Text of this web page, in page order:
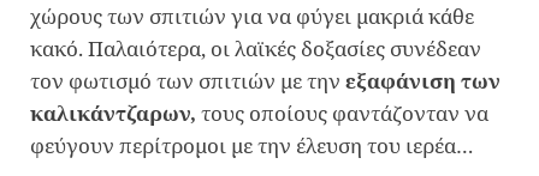
χώρους των σπιτιών για να φύγει μακριά κάθε
κακό. Παλαιότερα, οι λαϊκές δοξασίες συνέδεαν
τον φωτισμό των σπιτιών με την εξαφάνιση των
καλικάντζαρων, τους οποίους φαντάζονταν να
φεύγουν περίτρομοι με την έλευση του ιερέα…